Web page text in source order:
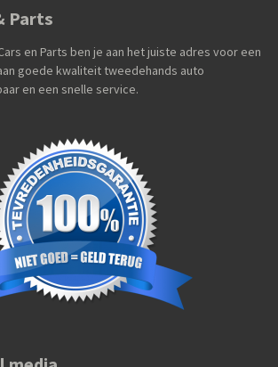
Parts
en Parts ben je aan het juiste adres voor een
goede kwaliteit tweedehands auto
en een snelle service.